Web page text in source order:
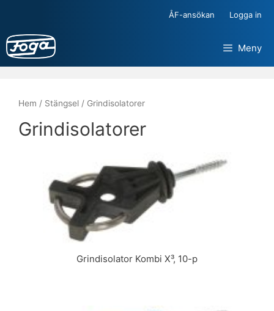
innehåll
ÅF-ansökan Logga in
Meny
Hem / Stängsel / Grindisolatorer
Grindisolatorer
Grindisolator Kombi X³, 10-p